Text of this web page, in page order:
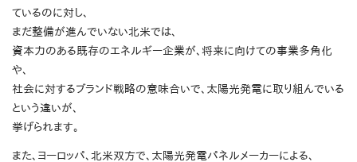
ているのに対し、
まだ整備が進んでいない北米では、
資本力のある既存のエネルギー企業が、将来に向けての事業多角化
や、
社会に対するブランド戦略の意味合いで、太陽光発電に取り組んでいる
という違いが、
挙げられます。
また、ヨーロッパ、北米双方で、太陽光発電パネルメーカーによる、